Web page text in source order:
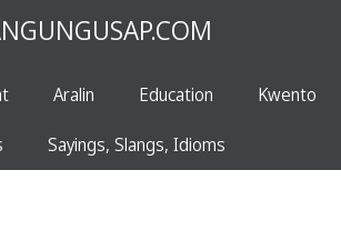
Aralin Education Kwento
Sayings, Slangs, Idioms